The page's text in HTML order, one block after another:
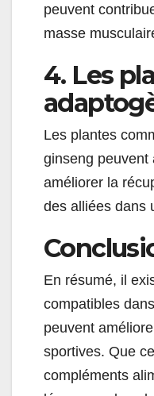
peuvent
masse
4. Les
Les plantes
ginseng peuvent
améliorer la
des alliées dans
En résumé, il
compatibles
peuvent
sportives. Que
compléments